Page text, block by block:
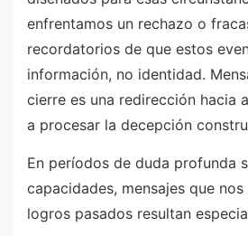
enfrentamos un rechazo o
recordatorios de que estos
información, no identidad.
cierre es una redirección hacia
a procesar la decepción
En períodos de duda profunda
capacidades, mensajes que
logros pasados resultan